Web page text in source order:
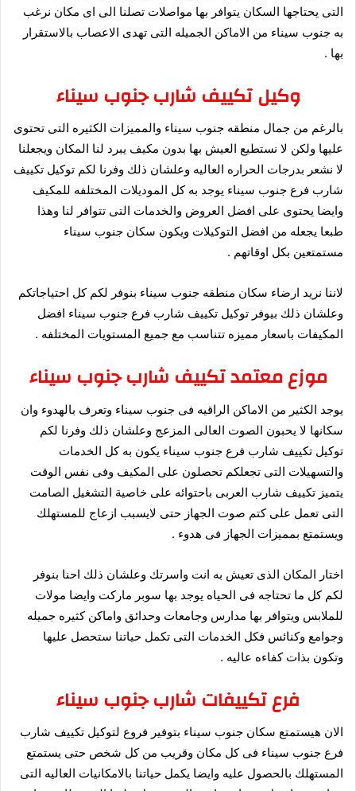
التى يحتاجها السكان يتوافر بها مواصلات تصلنا الى اى مكان نرغب
به جنوب سيناء من الاماكن الجميله التى تهدى الاعصاب بالاستقرار
بها .
وكيل تكييف شارب جنوب سيناء
بالرغم من جمال منطقه جنوب سيناء والمميزات الكثيره التى تحتوى
عليها ولكن لا نستطيع العيش بها بدون مكيف يبرد لنا المكان ويجعلنا
لا نشعر بدرجات الحراره العاليه وعلشان ذلك وفرنا لكم توكيل تكييف
شارب فرع جنوب سيناء يوجد به كل الموديلات المختلفه للمكيف
وايضا يحتوى على افضل العروض والخدمات التى تتوافر لنا وهذا
طبعا يجعله من افضل التوكيلات ويكون سكان جنوب سيناء
مستمتعين بكل اوقاتهم .
لاننا نريد ارضاء سكان منطقه جنوب سيناء بنوفر لكم كل احتياجاتكم
وعلشان ذلك بيوفر توكيل تكييف شارب فرع جنوب سيناء افضل
المكيفات باسعار مميزه تتناسب مع جميع المستويات المختلفه .
موزع معتمد تكييف شارب جنوب سيناء
يوجد الكثير من الاماكن الراقيه فى جنوب سيناء وتعرف بالهدوء وان
سكانها لا يحبون الصوت العالى المزعج وعلشان ذلك وفرنا لكم
توكيل تكييف شارب فرع جنوب سيناء يكون به كل الخدمات
والتسهيلات التى تجعلكم تحصلون على المكيف وفى نفس الوقت
يتميز تكييف شارب العربى باحتوائه على خاصية التشغيل الصامت
التى تعمل على كتم صوت الجهاز حتى لايسبب ازعاج للمستهلك
ويستمتع بمميزات الجهاز فى هدوء .
اختار المكان الذى تعيش به انت واسرتك وعلشان ذلك احنا بنوفر
لكم كل ما تحتاجه فى الحياه يوجد بها سوبر ماركت وايضا مولات
للملابس ويتوافر بها مدارس وجامعات وحدائق واماكن كثيره جميله
وجوامع وكنائس فكل الخدمات التى تكمل حياتنا ستحصل عليها
وتكون بذات كفاءه عاليه .
فرع تكييفات شارب جنوب سيناء
الان هيستمتع سكان جنوب سيناء بتوفير فروع لتوكيل تكييف شارب
فرع جنوب سيناء فى كل مكان وقريب من كل شخص حتى يستمتع
المستهلك بالحصول عليه وايضا يكمل حياتنا بالامكانيات العاليه التى